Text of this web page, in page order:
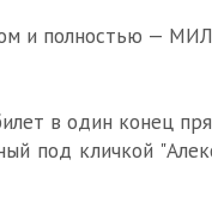
и полностью —
в один конец
под кличкой